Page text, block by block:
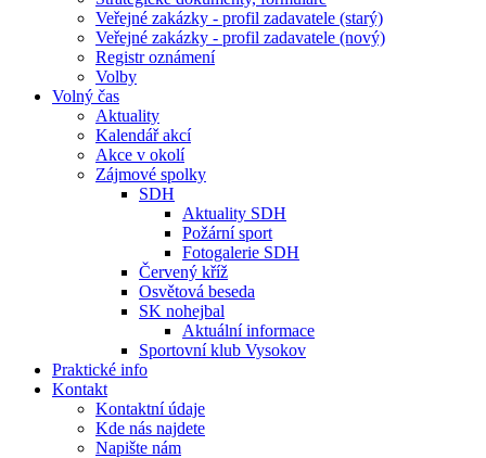
Veřejné zakázky - profil zadavatele (starý)
Veřejné zakázky - profil zadavatele (nový)
Registr oznámení
Volby
Volný čas
Aktuality
Kalendář akcí
Akce v okolí
Zájmové spolky
SDH
Aktuality SDH
Požární sport
Fotogalerie SDH
Červený kříž
Osvětová beseda
SK nohejbal
Aktuální informace
Sportovní klub Vysokov
Praktické info
Kontakt
Kontaktní údaje
Kde nás najdete
Napište nám